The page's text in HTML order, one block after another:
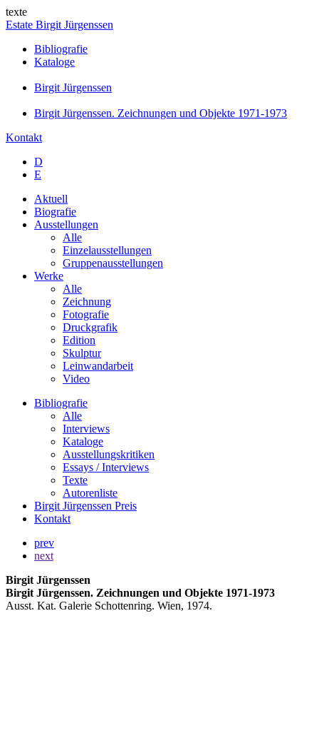
texte
Estate Birgit Jürgenssen
Bibliografie
Kataloge
Birgit Jürgenssen
Birgit Jürgenssen. Zeichnungen und Objekte 1971-1973
Kontakt
D
E
Aktuell
Biografie
Ausstellungen
Alle
Einzelausstellungen
Gruppenausstellungen
Werke
Alle
Zeichnung
Fotografie
Druckgrafik
Edition
Skulptur
Leinwandarbeit
Video
Bibliografie
Alle
Interviews
Kataloge
Ausstellungskritiken
Essays / Interviews
Texte
Autorenliste
Birgit Jürgenssen Preis
Kontakt
prev
next
Birgit Jürgenssen
Birgit Jürgenssen. Zeichnungen und Objekte 1971-1973
Ausst. Kat. Galerie Schottenring. Wien, 1974.